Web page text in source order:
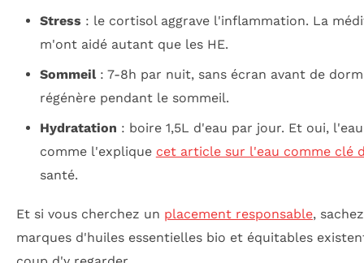
Stress : le cortisol aggrave l'inflammation. La
m'ont aidé autant que les HE.
Sommeil: 7-8h par nuit, sans écran avant de
régénère pendant le sommeil.
Hydratation : boire 1,5L d'eau par jour. Et oui,
comme l'explique cet article sur l'eau comme clé
santé.
Et si vous cherchez un placement responsable,
marques d'huiles essentielles bio et équitables